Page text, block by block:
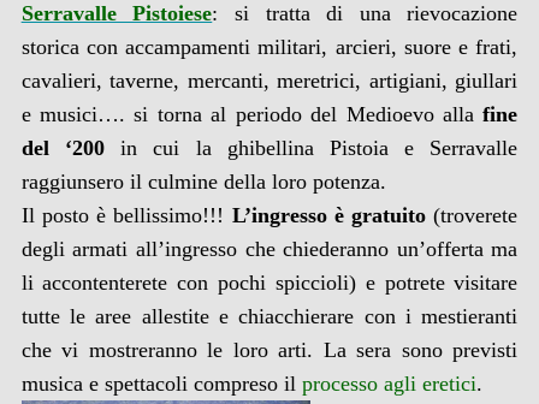
Serravalle Pistoiese: si tratta di una rievocazione
storica con accampamenti militari, arcieri, suore e frati,
cavalieri, taverne, mercanti, meretrici, artigiani, giullari
e musici…. si torna al periodo del Medioevo allafine
del ‘200in cui la ghibellina Pistoia e Serravalle
raggiunsero il culmine della loro potenza.
Il posto è bellissimo!!! L’ingresso è gratuito (troverete
degli armati all’ingresso che chiederanno un’offerta ma
li accontenterete con pochi spiccioli) e potrete visitare
tutte le aree allestite e chiacchierare con i mestieranti
che vi mostreranno le loro arti. La sera sono previsti
musica e spettacoli compreso il processo agli eretici.